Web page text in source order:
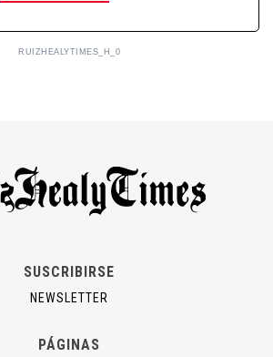
RUIZHEALYTIMES_H_0
SUSCRIBIRSE
NEWSLETTER
PÁGINAS